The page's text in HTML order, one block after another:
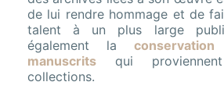
de lui rendre hommage et de
talent à un plus large
également la
manuscrits qui
collections.